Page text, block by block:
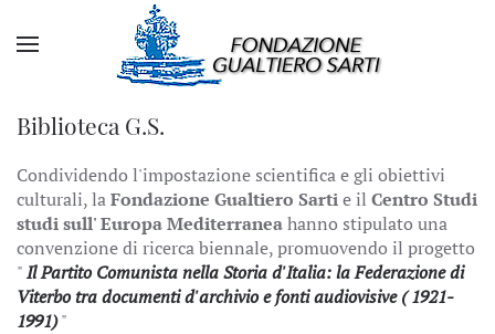
Biblioteca G.S.
Condividendo l'impostazione scientifica e gli obiettivi
culturali, laFondazione Gualtiero Sartie il Centro Studi
studi sull' Europa Mediterraneahanno stipulato una
convenzione di ricerca biennale, promuovendo il progetto
"Il Partito Comunista nella Storia d'Italia: la Federazione di
Viterbo tra documenti d'archivio e fonti audiovisive ( 1921-
1991)"